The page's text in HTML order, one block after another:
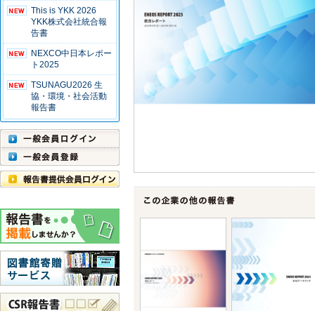
This is YKK 2026
YKK株式会社統合報
告書
NEXCO中日本レポー
ト2025
TSUNAGU2026 生
協・環境・社会活動
報告書